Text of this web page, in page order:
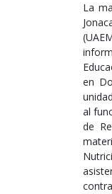
La
en
al
de